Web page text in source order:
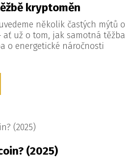
kryptoměn
několik častých mýtů o
už o tom, jak samotná těžba
o energetické náročnosti
(2025)